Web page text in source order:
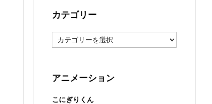
カテゴリー
テ
ー
アニメーション
こにぎりくん